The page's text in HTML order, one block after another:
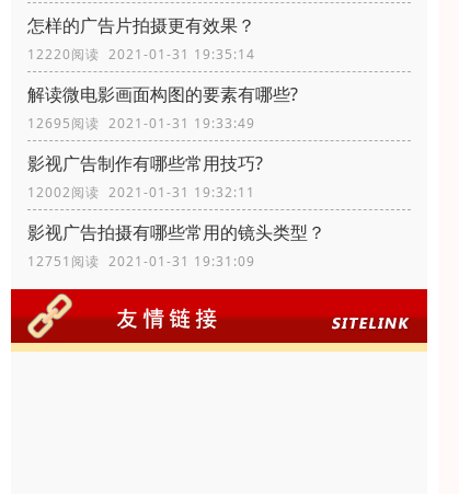
怎样的广告片拍摄更有效果？
12220阅读 2021-01-31 19:35:14
解读微电影画面构图的要素有哪些?
12695阅读 2021-01-31 19:33:49
影视广告制作有哪些常用技巧?
12002阅读 2021-01-31 19:32:11
影视广告拍摄有哪些常用的镜头类型？
12751阅读 2021-01-31 19:31:09